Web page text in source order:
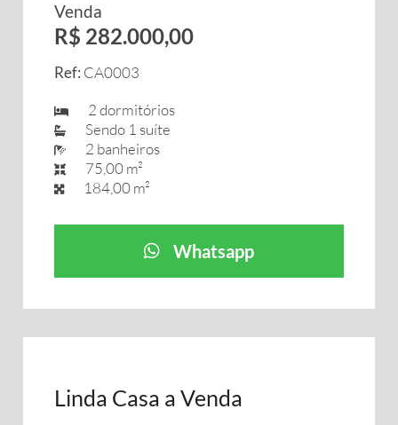
Venda
R$ 282.000,00
Ref: CA0003
2 dormitórios
Sendo 1 suíte
2 banheiros
75,00 m²
184,00 m²
Whatsapp
Linda Casa a Venda